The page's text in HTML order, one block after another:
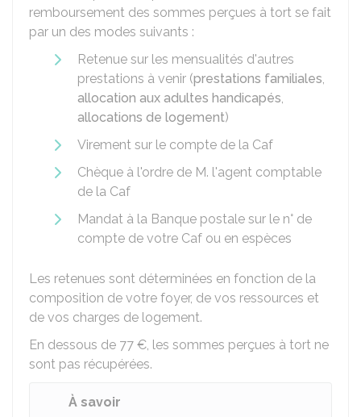
remboursement des sommes perçues à tort se fait
par un des modes suivants :
Retenue sur les mensualités d'autres
prestations à venir (prestations familiales,
allocation aux adultes handicapés,
allocations de logement)
Virement sur le compte de la Caf
Chèque à l'ordre de M. l'agent comptable
de la Caf
Mandat à la Banque postale sur le n° de
compte de votre Caf ou en espèces
Les retenues sont déterminées en fonction de la
composition de votre foyer, de vos ressources et
de vos charges de logement.
En dessous de 77 €, les sommes perçues à tort ne
sont pas récupérées.
À savoir